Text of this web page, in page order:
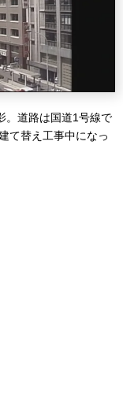
。道路は国道1号線で
て替え工事中になっ